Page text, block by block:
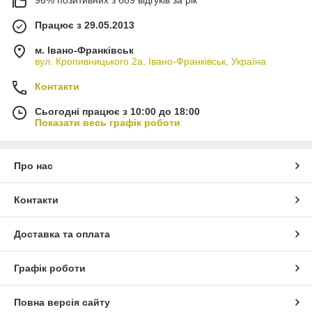
Працює з 29.05.2013
м. Івано-Франківськ
вул. Кропивницького 2а, Івано-Франківськ, Україна
Контакти
Сьогодні працює з 10:00 до 18:00
Показати весь графік роботи
Про нас
Контакти
Доставка та оплата
Графік роботи
Повна версія сайту